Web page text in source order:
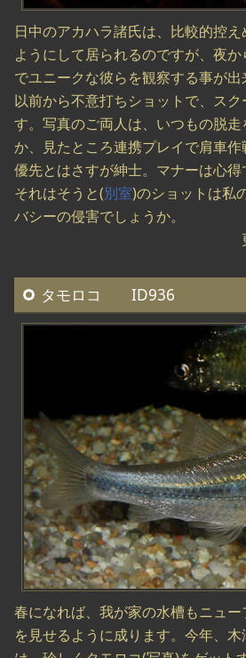
日中のアカハラ諸氏は、比較的控
ようにして居られるのですが、夜
でユニークな彼らを観察する事が
以前から不意打ちショットで、スク
す。写真のご両人は、いつもの脱
か、見たところ連携プレイで肩車
優先とはさすが紳士。マナーは心得
それはそうと(別室)のショットは私
バシーの侵害でしょうか。
タモロコ ID936
春になれば、我が家の水槽もニュ
を見せるように成ります。今年、木